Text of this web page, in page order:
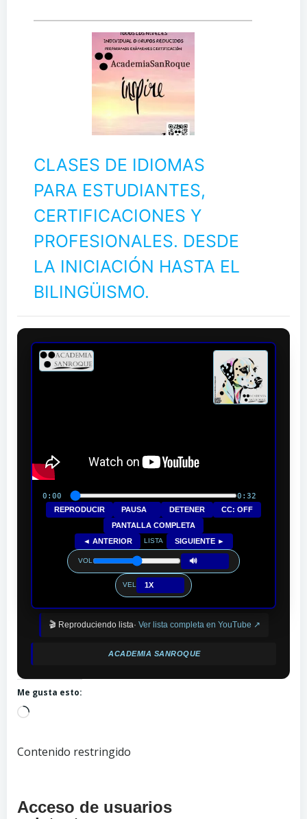
CLASES DE IDIOMAS
PARA ESTUDIANTES,
CERTIFICACIONES Y
PROFESIONALES. DESDE
LA INICIACIÓN HASTA EL
BILINGÜISMO.
0:00 0:32
REPRODUCIR PAUSA DETENER
CC: OFF
PANTALLA COMPLETA
◄ ANTERIOR
LISTA SIGUIENTE ►
VOL 🔊
VEL 1X
🎬 Reproduciendo lista· Ver lista completa en YouTube ↗
ACADEMIA SANROQUE
Me gusta esto:
Cargando...
Contenido restringido
Acceso de usuarios